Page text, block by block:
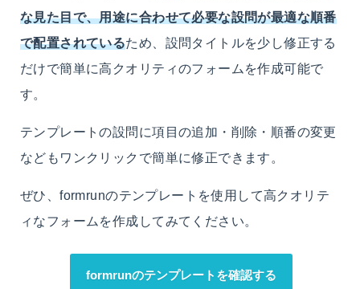
な見た目で、用途に合わせて必要な設問が最適な順番
で配置されているため、設問タイトルを少し修正する
だけで簡単に高クオリティのフォームを作成可能で
す。
テンプレートの設問に項目の追加・削除・順番の変更
などもワンクリックで簡単に修正できます。
ぜひ、formrunのテンプレートを使用して高クオリテ
ィなフォームを作成してみてください。
formrunのテンプレートを確認する